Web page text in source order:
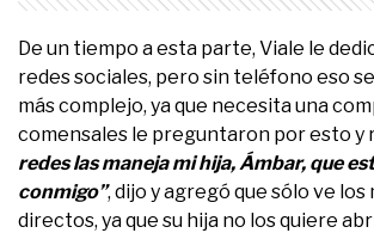
De un tiempo a esta parte, Viale le
redes sociales, pero sin teléfono eso
más complejo, ya que necesita una
comensales le preguntaron por esto y
redes las maneja mi hija, Ámbar, que
conmigo”, dijo y agregó que sólo ve los
directos, ya que su hija no los quiere